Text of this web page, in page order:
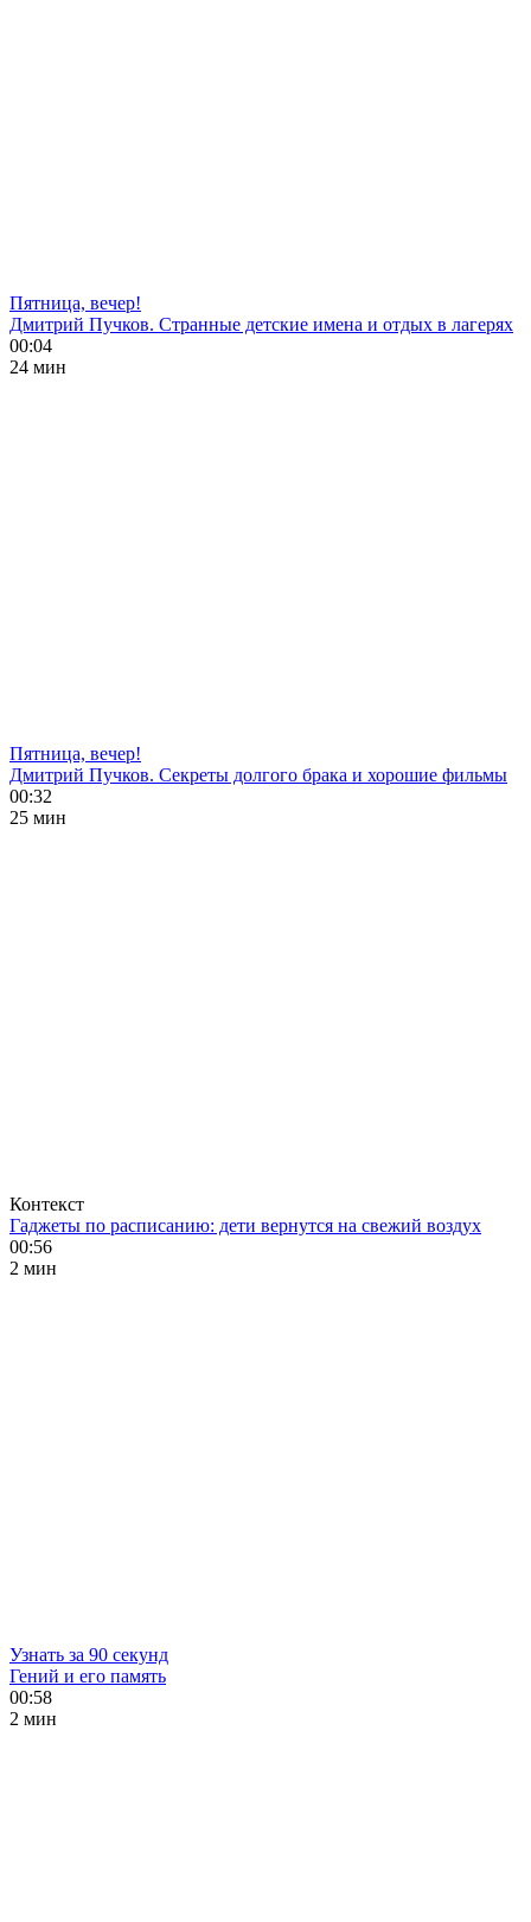
Пятница, вечер!
Дмитрий Пучков. Странные детские имена и отдых в лагерях
00:04
24 мин
Пятница, вечер!
Дмитрий Пучков. Секреты долгого брака и хорошие фильмы
00:32
25 мин
Контекст
Гаджеты по расписанию: дети вернутся на свежий воздух
00:56
2 мин
Узнать за 90 секунд
Гений и его память
00:58
2 мин